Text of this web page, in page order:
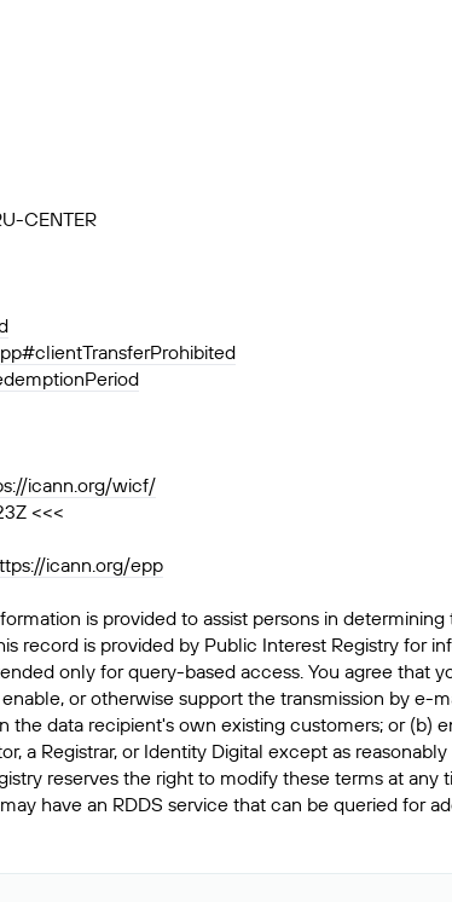
CENTER
icann.org/wicf/
<<<
icann.org/epp
is provided to assist persons in
record is provided by Public Interest Registry for
only for query-based access. You agree that
or otherwise support the transmission by e-
data recipient's own existing customers; or (b)
a Registrar, or Identity Digital except as
reserves the right to modify these terms at
have an RDDS service that can be queried for